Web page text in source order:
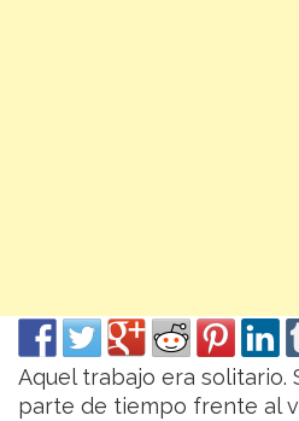
Aquel trabajo era solitario.
parte de tiempo frente al